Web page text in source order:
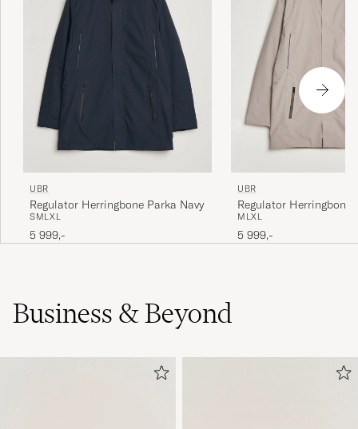
UBR
Regulator Herringbone Parka Navy
SMLXL
5 999,-
UBR
Regulator Herringbone
Wood
M LXL
5 999,-
Business & Beyond